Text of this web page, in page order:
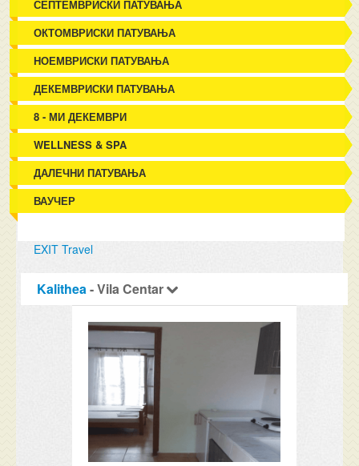
СЕПТЕМВРИСКИ ПАТУВАЊА
ОКТОМВРИСКИ ПАТУВАЊА
НОЕМВРИСКИ ПАТУВАЊА
ДЕКЕМВРИСКИ ПАТУВАЊА
8 - МИ ДЕКЕМВРИ
WELLNESS & SPA
ДАЛЕЧНИ ПАТУВАЊА
ВАУЧЕР
EXIT Travel
Kalithea- Vila Centar